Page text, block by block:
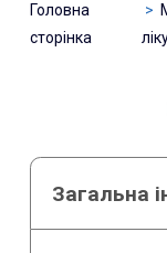
Головна
сторінка
Загальна